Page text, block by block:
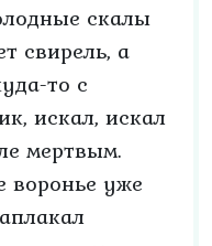
скалы
свирель, а
то с
искал, искал
мертвым.
воронье уже